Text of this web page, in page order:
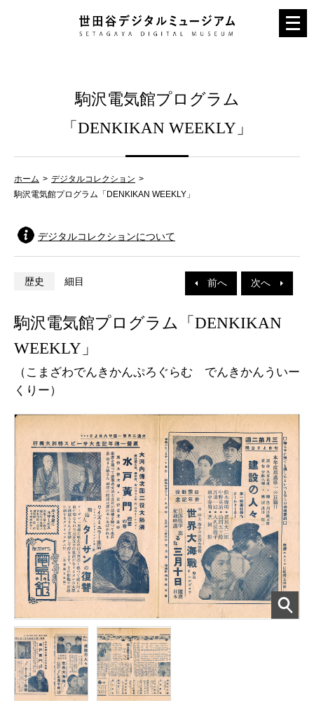
メ
ニ
駒沢電気館プログラム
「DENKIKAN WEEKLY」
ホーム
デジタルコレクション
駒沢電気館プログラム「DENKIKAN WEEKLY」
デジタルコレクションについて
前へ 次へ
歴史 細目
駒沢電気館プログラム「DENKIKAN
WEEKLY」
（こまざわでんきかんぷろぐらむ でんきかんういー
くりー）